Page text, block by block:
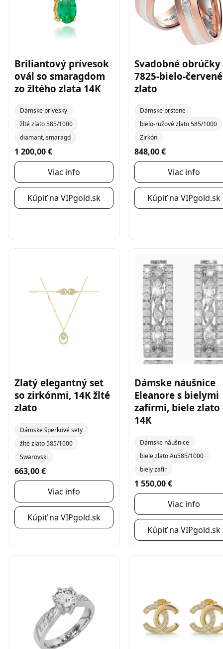
Briliantový prívesok
ovál so smaragdom
zo žltého zlata 14K
Dámske prívesky
žlté zlato 585/1000
diamant, smaragd
1 200,00 €
Viac info
Kúpiť na VIPgold.sk
Svadobné obrúčky
7825-bielo-červené
zlato
Dámske prstene
bielo-ružové zlato 585/1000
Zirkón
848,00 €
Viac info
Kúpiť na VIPgold.sk
Zlatý elegantný set
so zirkónmi, 14K žlté
zlato
Dámske šperkové sety
žlté zlato 585/1000
Swarovski
663,00 €
Viac info
Kúpiť na VIPgold.sk
Dámske náušnice
Eleanore s bielymi
zafírmi, biele zlato
14K
Dámske náušnice
biele zlato Au585/1000
biely zafír
1 550,00 €
Viac info
Kúpiť na VIPgold.sk